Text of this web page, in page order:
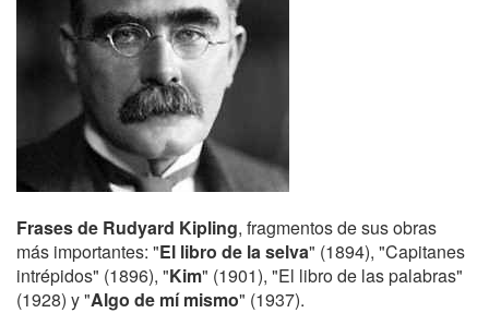
Frases de Rudyard Kipling, fragmentos de sus obras
más importantes: "El libro de la selva" (1894), "Capitanes
intrépidos" (1896), "Kim" (1901), "El libro de las palabras"
(1928) y "Algo de mí mismo" (1937).